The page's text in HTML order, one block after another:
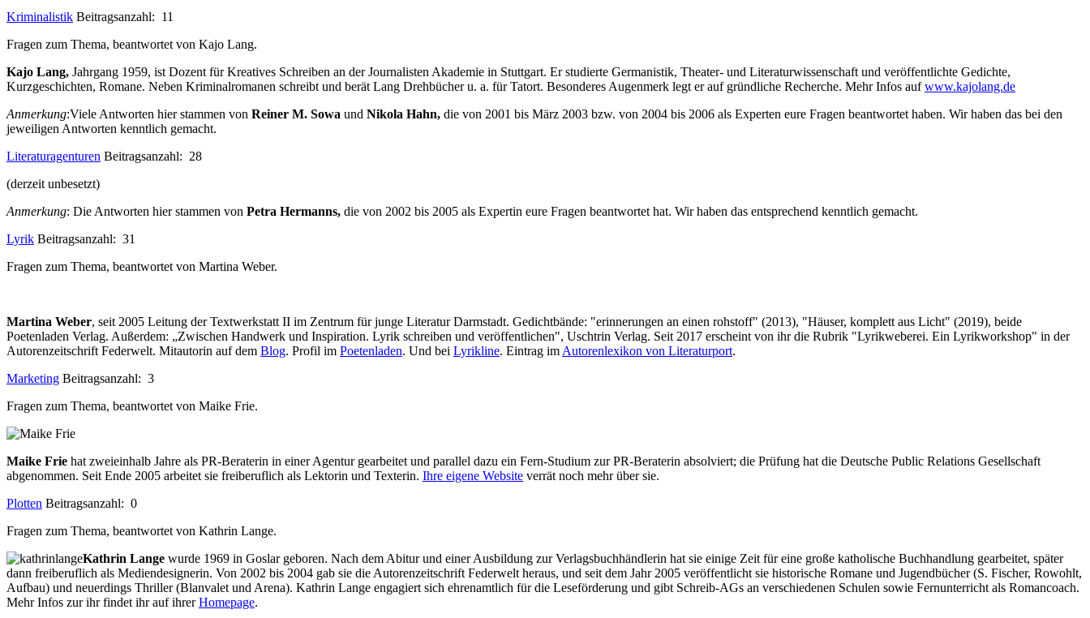
Kriminalistik Beitragsanzahl: 11
Fragen zum Thema, beantwortet von Kajo Lang.
Kajo Lang, Jahrgang 1959, ist Dozent für Kreatives Schreiben an der Journalisten Akademie in Stuttgart. Er studierte Germanistik, Theater- und Literaturwissenschaft und veröffentlichte Gedichte,
Kurzgeschichten, Romane. Neben Kriminalromanen schreibt und berät Lang Drehbücher u. a. für Tatort. Besonderes Augenmerk legt er auf gründliche Recherche. Mehr Infos aufwww.kajolang.de
Anmerkung:Viele Antworten hier stammen von Reiner M. Sowa und Nikola Hahn, die von 2001 bis März 2003 bzw. von 2004 bis 2006 als Experten eure Fragen beantwortet haben. Wir haben das bei den
jeweiligen Antworten kenntlich gemacht.
Literaturagenturen Beitragsanzahl: 28
(derzeit unbesetzt)
Anmerkung: Die Antworten hier stammen von Petra Hermanns, die von 2002 bis 2005 als Expertin eure Fragen beantwortet hat. Wir haben das entsprechend kenntlich gemacht.
Lyrik Beitragsanzahl: 31
Fragen zum Thema, beantwortet von Martina Weber.
Martina Weber, seit 2005 Leitung der Textwerkstatt II im Zentrum für junge Literatur Darmstadt. Gedichtbände: "erinnerungen an einen rohstoff" (2013), "Häuser, komplett aus Licht" (2019), beide
Poetenladen Verlag. Außerdem: „Zwischen Handwerk und Inspiration. Lyrik schreiben und veröffentlichen", Uschtrin Verlag. Seit 2017 erscheint von ihr die Rubrik "Lyrikweberei. Ein Lyrikworkshop" in der
Autorenzeitschrift Federwelt. Mitautorin auf dem Blog. Profil im Poetenladen. Und bei Lyrikline. Eintrag im Autorenlexikon von Literaturport.
Marketing Beitragsanzahl: 3
Fragen zum Thema, beantwortet von Maike Frie.
Maike Frie hat zweieinhalb Jahre als PR-Beraterin in einer Agentur gearbeitet und parallel dazu ein Fern-Studium zur PR-Beraterin absolviert; die Prüfung hat die Deutsche Public Relations Gesellschaft
abgenommen. Seit Ende 2005 arbeitet sie freiberuflich als Lektorin und Texterin. Ihre eigene Website verrät noch mehr über sie.
Plotten Beitragsanzahl: 0
Fragen zum Thema, beantwortet von Kathrin Lange.
Kathrin Lange wurde 1969 in Goslar geboren. Nach dem Abitur und einer Ausbildung zur Verlagsbuchhändlerin hat sie einige Zeit für eine große katholische Buchhandlung gearbeitet, später
dann freiberuflich als Mediendesignerin. Von 2002 bis 2004 gab sie die Autorenzeitschrift Federwelt heraus, und seit dem Jahr 2005 veröffentlicht sie historische Romane und Jugendbücher (S. Fischer, Rowohlt,
Aufbau) und neuerdings Thriller (Blanvalet und Arena). Kathrin Lange engagiert sich ehrenamtlich für die Leseförderung und gibt Schreib-AGs an verschiedenen Schulen sowie Fernunterricht als Romancoach.
Mehr Infos zur ihr findet ihr auf ihrerHomepage.